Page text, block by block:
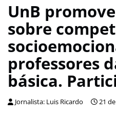
UnB
sobre
professores
básica.
Jornalista: Luis Ricardo 21